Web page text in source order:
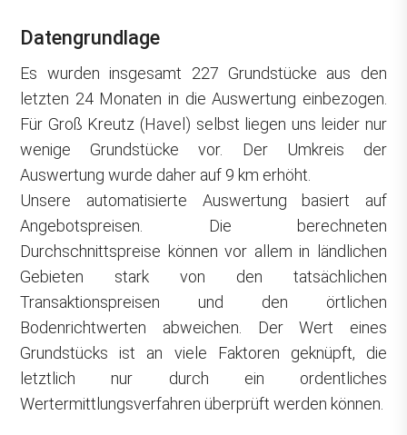
Datengrundlage
Es wurden insgesamt 227 Grundstücke aus den
letzten 24 Monaten in die Auswertung einbezogen.
Für Groß Kreutz (Havel) selbst liegen uns leider nur
wenige Grundstücke vor. Der Umkreis der
Auswertung wurde daher auf 9 km erhöht.
Unsere automatisierte Auswertung basiert auf
Angebotspreisen. Die berechneten
Durchschnittspreise können vor allem in ländlichen
Gebieten stark von den tatsächlichen
Transaktionspreisen und den örtlichen
Bodenrichtwerten abweichen. Der Wert eines
Grundstücks ist an viele Faktoren geknüpft, die
letztlich nur durch ein ordentliches
Wertermittlungsverfahren überprüft werden können.